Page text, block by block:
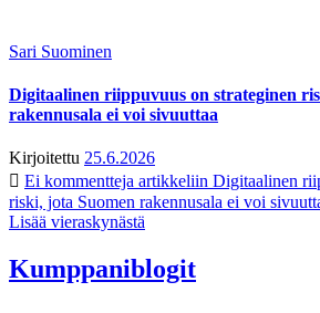
Sari Suominen
Digitaalinen riippuvuus on strateginen
rakennusala ei voi sivuuttaa
Kirjoitettu 25.6.2026
Ei kommentteja artikkeliin Digitaalinen
riski, jota Suomen rakennusala ei voi
Lisää vieraskynästä
Kumppaniblogit